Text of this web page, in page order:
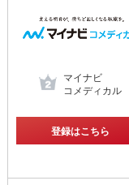
マイナビ
コメディカル
登録はこちら